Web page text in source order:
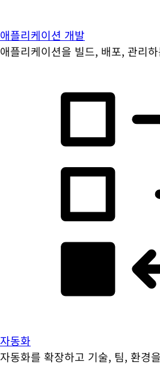
애플리케이션 개발
애플리케이션을 빌드, 배포, 관리
자동화
자동화를 확장하고 기술, 팀, 환경